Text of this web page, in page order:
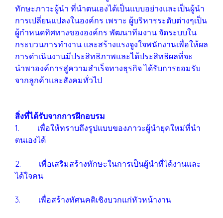
ทักษะภาวะผู้นำ ที่นำตนเองได้เป็นแบบอย่างและเป็นผู้นำ
การเปลี่ยนแปลงในองค์กร เพราะ ผู้บริหารระดับต่างๆเป็น
ผู้กำหนดทิศทางขององค์กร พัฒนาทีมงาน จัดระบบใน
กระบวนการทำงาน และสร้างแรงจูงใจพนักงานเพื่อให้ผล
การดำเนินงานมีประสิทธิภาพและได้ประสิทธิผลที่จะ
นำพาองค์การสู่ความสำเร็จทางธุรกิจ ได้รับการยอมรับ
จากลูกค้าและสังคมทั่วไป
สิ่งที่ได้รับจากการฝึกอบรม
1. เพื่อให้ทราบถึงรูปแบบของภาวะผู้นำยุคใหม่ที่นำ
ตนเองได้
2. เพื่อเสริมสร้างทักษะในการเป็นผู้นำที่ได้งานและ
ได้ใจคน
3. เพื่อสร้างทัศนคติเชิงบวกแก่หัวหน้างาน